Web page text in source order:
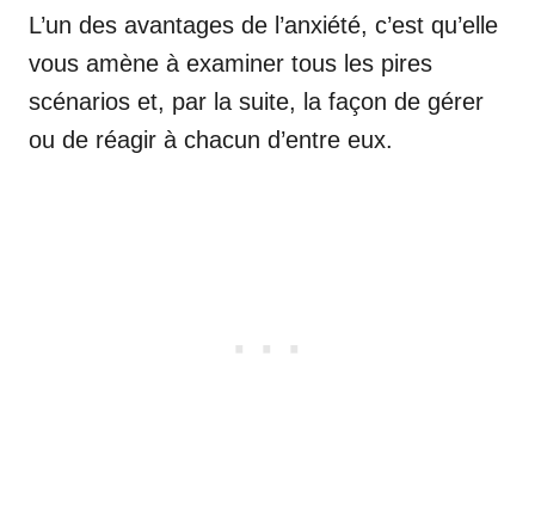
L’un des avantages de l’anxiété, c’est qu’elle
vous amène à examiner tous les pires
scénarios et, par la suite, la façon de gérer
ou de réagir à chacun d’entre eux.